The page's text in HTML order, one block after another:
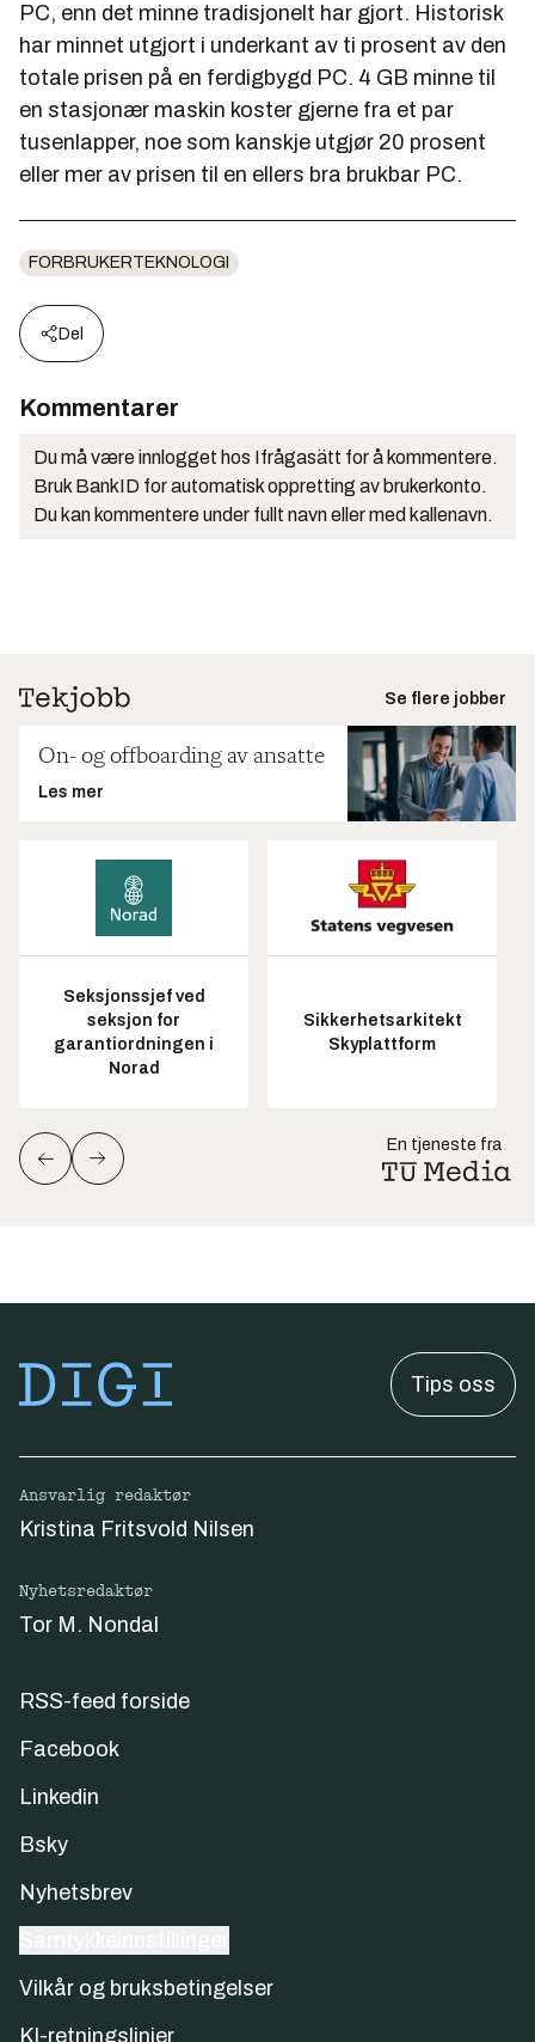
PC, enn det minne tradisjonelt har gjort. Historisk
har minnet utgjort i underkant av ti prosent av den
totale prisen på en ferdigbygd PC. 4 GB minne til
en stasjonær maskin koster gjerne fra et par
tusenlapper, noe som kanskje utgjør 20 prosent
eller mer av prisen til en ellers bra brukbar PC.
FORBRUKERTEKNOLOGI
Del
Kommentarer
Du må være innlogget hos Ifrågasätt for å kommentere.
Bruk BankID for automatisk oppretting av brukerkonto.
Du kan kommentere under fullt navn eller med kallenavn.
Se flere jobber
On- og offboarding av ansatte
Les mer
Seksjonssjef ved
seksjon for
garantiordningen i
Norad
Sikkerhetsarkitekt
Skyplattform
En tjeneste fra
Tips oss
Ansvarlig redaktør
Kristina Fritsvold Nilsen
Nyhetsredaktør
Tor M. Nondal
RSS-feed forside
Facebook
Linkedin
Bsky
Nyhetsbrev
Vilkår og bruksbetingelser
KI-retningslinjer